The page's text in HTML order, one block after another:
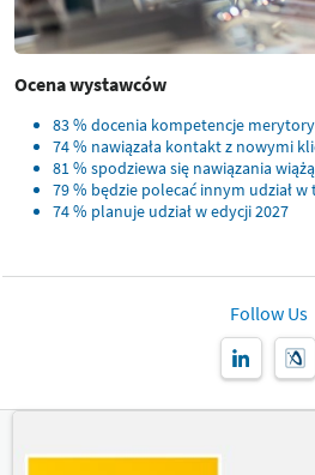
Ocena wystawców
83 % docenia kompetencje
74 % nawiązała kontakt z nowymi
81 % spodziewa się nawiązania
79 % będzie polecać innym udział w
74 % planuje udział w edycji 2027
Follow Us